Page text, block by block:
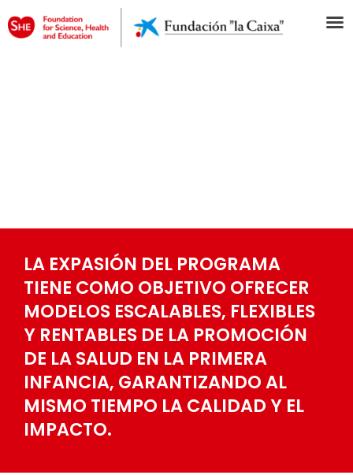
LA EXPASIÓN DEL PROGRAMA
TIENE COMO OBJETIVO OFRECER
MODELOS ESCALABLES, FLEXIBLES
Y RENTABLES DE LA PROMOCIÓN
DE LA SALUD EN LA PRIMERA
INFANCIA, GARANTIZANDO AL
MISMO TIEMPO LA CALIDAD Y EL
IMPACTO.